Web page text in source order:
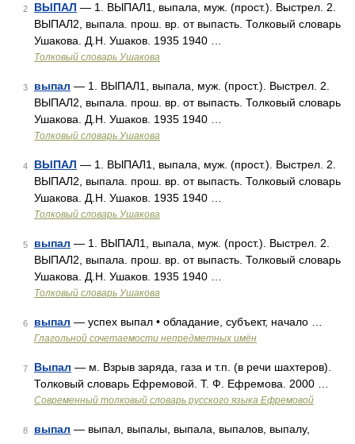
2 ВЫПАЛ — 1. ВЫПАЛ1, выпала, муж. (прост.). Выстрел. 2.
ВЫПАЛ2, выпала. прош. вр. от выпасть. Толковый словарь
Ушакова. Д.Н. Ушаков. 1935 1940 …
Толковый словарь Ушакова
3 выпал — 1. ВЫПАЛ1, выпала, муж. (прост.). Выстрел. 2.
ВЫПАЛ2, выпала. прош. вр. от выпасть. Толковый словарь
Ушакова. Д.Н. Ушаков. 1935 1940 …
Толковый словарь Ушакова
4 ВЫПАЛ — 1. ВЫПАЛ1, выпала, муж. (прост.). Выстрел. 2.
ВЫПАЛ2, выпала. прош. вр. от выпасть. Толковый словарь
Ушакова. Д.Н. Ушаков. 1935 1940 …
Толковый словарь Ушакова
5 выпал — 1. ВЫПАЛ1, выпала, муж. (прост.). Выстрел. 2.
ВЫПАЛ2, выпала. прош. вр. от выпасть. Толковый словарь
Ушакова. Д.Н. Ушаков. 1935 1940 …
Толковый словарь Ушакова
6 выпал — успех выпал • обладание, субъект, начало …
Глагольной сочетаемости непредметных имён
7 Выпал — м. Взрыв заряда, газа и т.п. (в речи шахтеров).
Толковый словарь Ефремовой. Т. Ф. Ефремова. 2000 …
Современный толковый словарь русского языка Ефремовой
8 выпал — выпал, выпалы, выпала, выпалов, выпалу,